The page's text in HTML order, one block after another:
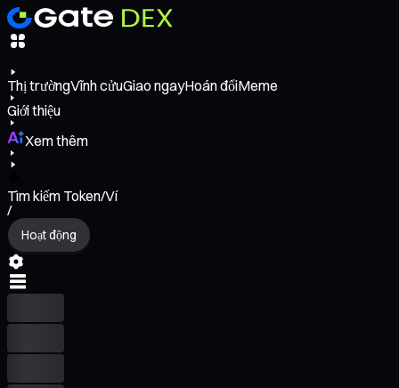
Thị trườngVĩnh cửuGiao ngayHoán đổiMeme
Giới thiệu
Xem thêm
Tìm kiếm Token/Ví
/
Hoạt động